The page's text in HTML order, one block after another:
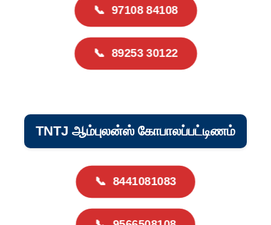
📞 97108 84108
📞 89253 30122
TNTJ ஆம்புலன்ஸ் கோபாலப்பட்டிணம்
📞 8441081083